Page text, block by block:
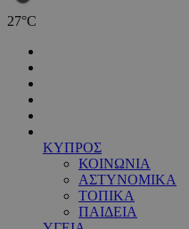
27°C
ΚΥΠΡΟΣ
ΚΟΙΝΩΝΙΑ
ΑΣΤΥΝΟΜΙΚΑ
ΤΟΠΙΚΑ
ΠΑΙΔΕΙΑ